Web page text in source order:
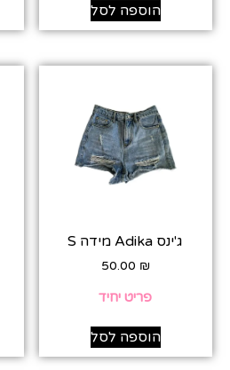
הוספה לסל
ג'ינס Adika מידה S
50.00 ₪
פריט יחיד
הוספה לסל